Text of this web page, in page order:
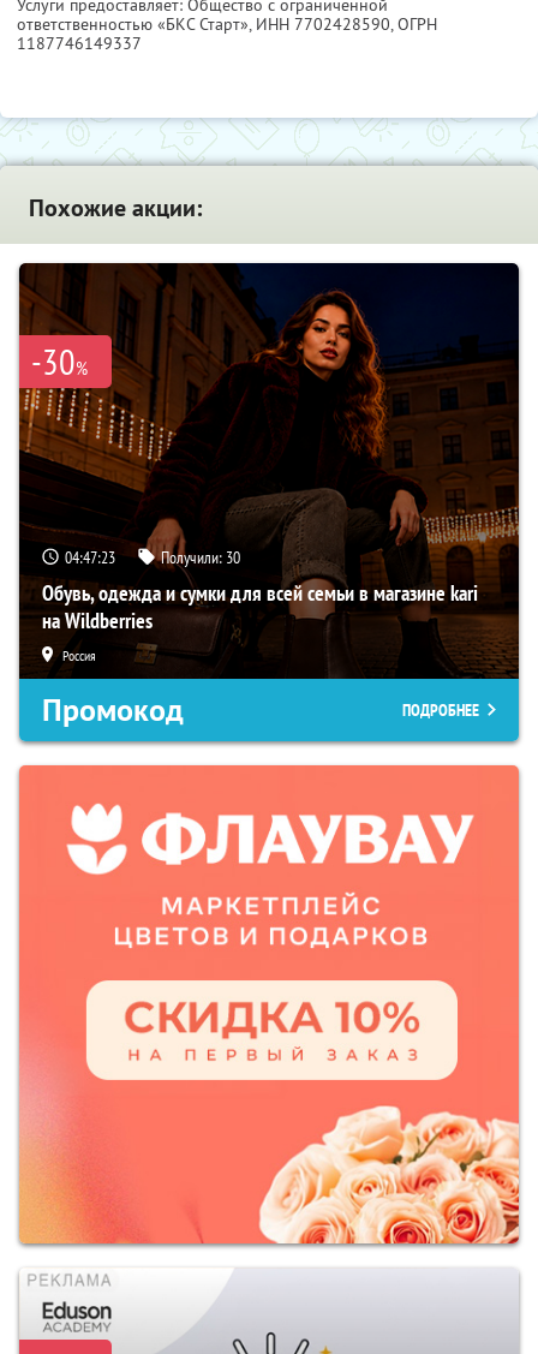
Услуги предоставляет: Общество с ограниченной
ответственностью «БКС Старт», ИНН 7702428590, ОГРН
1187746149337
Похожие акции:
-30%
04:47:22 Получили: 30
Обувь, одежда и сумки для всей семьи в магазине kari
на Wildberries
Россия
Промокод ПОДРОБНЕЕ